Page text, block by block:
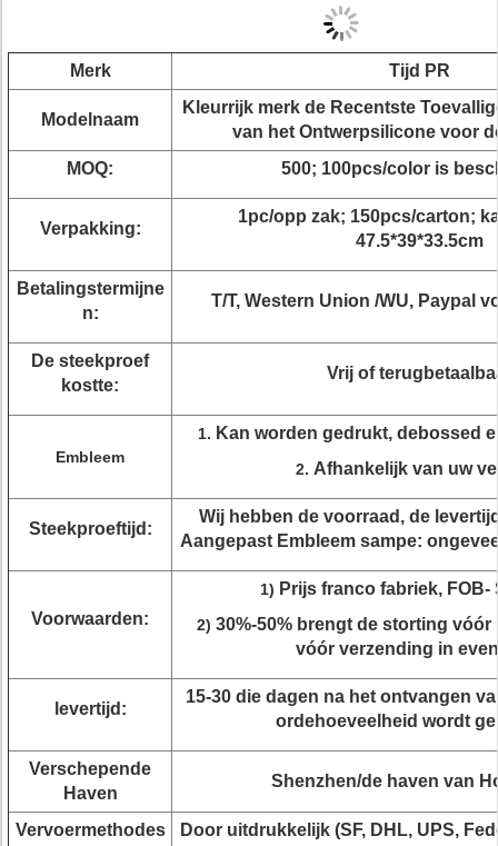
Merk Tijd PR
Modelnaam
Kleurrijk merk de Recentste
van het Ontwerpsilicone voor
MOQ:
500; 100pcs/color is
Verpakking:
1pc/opp zak; 150pcs/carton;
47.5*39*33.5cm
Betalingstermijne
n:
T/T, Western Union /WU, Paypal
De steekproef
kostte:
Vrij of
Embleem
1. Kan worden gedrukt, debossed
2. Afhankelijk van uw
Steekproeftijd:
Wij hebben de voorraad, de
Aangepast Embleem sampe:
Voorwaarden:
1) Prijs franco fabriek, FOB-
2) 30%-50% brengt de storting
vóór verzending in
levertijd:
15-30 die dagen na het ontvangen
ordehoeveelheid wordt
Verschepende
Haven
Shenzhen/de haven van
Vervoermethodes
Door uitdrukkelijk (SF, DHL, UPS,